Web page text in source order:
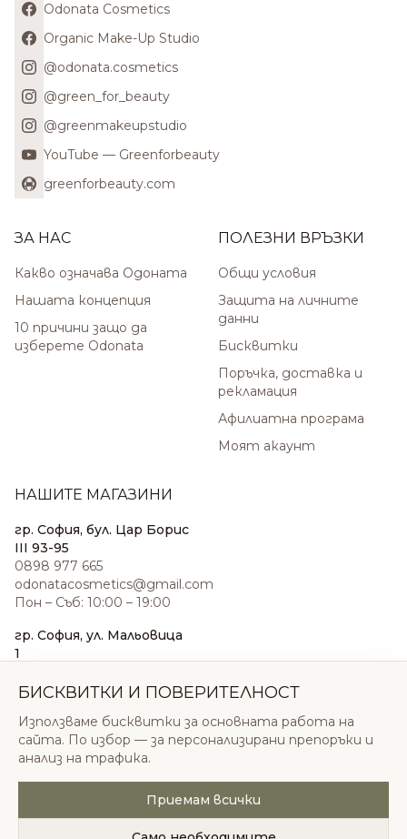
Odonata Cosmetics
Organic Make-Up Studio
@odonata.cosmetics
@green_for_beauty
@greenmakeupstudio
YouTube — Greenforbeauty
greenforbeauty.com
ЗА НАС
Какво означава Одоната
Нашата концепция
10 причини защо да
изберете Odonata
ПОЛЕЗНИ ВРЪЗКИ
Общи условия
Защита на личните
данни
Бисквитки
Поръчка, доставка и
рекламация
Афилиатна програма
Моят акаунт
НАШИТЕ МАГАЗИНИ
гр. София, бул. Цар Борис
III 93-95
0898 977 665
odonatacosmetics@gmail.com
Пон – Съб: 10:00 – 19:00
гр. София, ул. Мальовица
1
sales@odonatacosmetics.com
Нед: 11:00 – 18:00
© 2026 Одоната Козметикс ООД. Всички права
запазени.
БИСКВИТКИ И ПОВЕРИТЕЛНОСТ
Използваме бисквитки за основната работа на
сайта. По избор — за персонализирани препоръки и
анализ на трафика.
Приемам всички